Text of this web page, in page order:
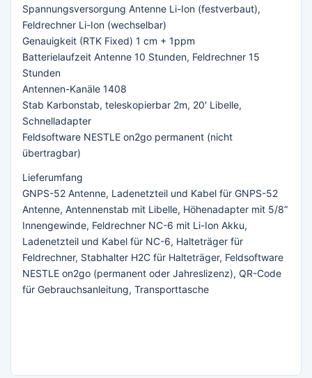
Spannungsversorgung Antenne Li-Ion (festverbaut),
Feldrechner Li-Ion (wechselbar)
Genauigkeit (RTK Fixed) 1 cm + 1ppm
Batterielaufzeit Antenne 10 Stunden, Feldrechner 15
Stunden
Antennen-Kanäle 1408
Stab Karbonstab, teleskopierbar 2m, 20′ Libelle,
Schnelladapter
Feldsoftware NESTLE on2go permanent (nicht
übertragbar)
Lieferumfang
GNPS-52 Antenne, Ladenetzteil und Kabel für GNPS-52
Antenne, Antennenstab mit Libelle, Höhenadapter mit 5/8“
Innengewinde, Feldrechner NC-6 mit Li-Ion Akku,
Ladenetzteil und Kabel für NC-6, Halteträger für
Feldrechner, Stabhalter H2C für Halteträger, Feldsoftware
NESTLE on2go (permanent oder Jahreslizenz), QR-Code
für Gebrauchsanleitung, Transporttasche